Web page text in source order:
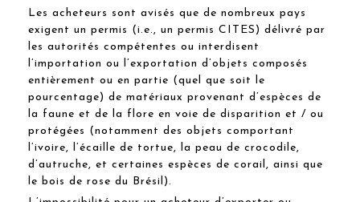
Les acheteurs sont avisés que de nombreux pays
exigent un permis (i.e., un permis CITES) délivré par
les autorités compétentes ou interdisent
l’importation ou l’exportation d’objets composés
entièrement ou en partie (quel que soit le
pourcentage) de matériaux provenant d’espèces de
la faune et de la flore en voie de disparition et / ou
protégées (notamment des objets comportant
l’ivoire, l’écaille de tortue, la peau de crocodile,
d’autruche, et certaines espèces de corail, ainsi que
le bois de rose du Brésil).